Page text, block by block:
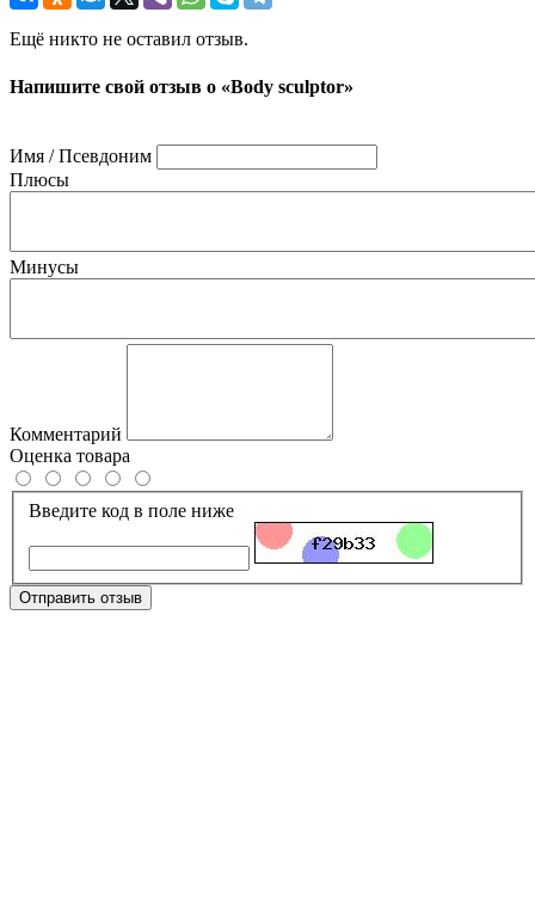
Ещё никто не оставил отзыв.
Напишите свой отзыв о «Body sculptor»
Имя / Псевдоним
Плюсы
Минусы
Комментарий
Оценка товара
Введите код в поле ниже
Отправить отзыв